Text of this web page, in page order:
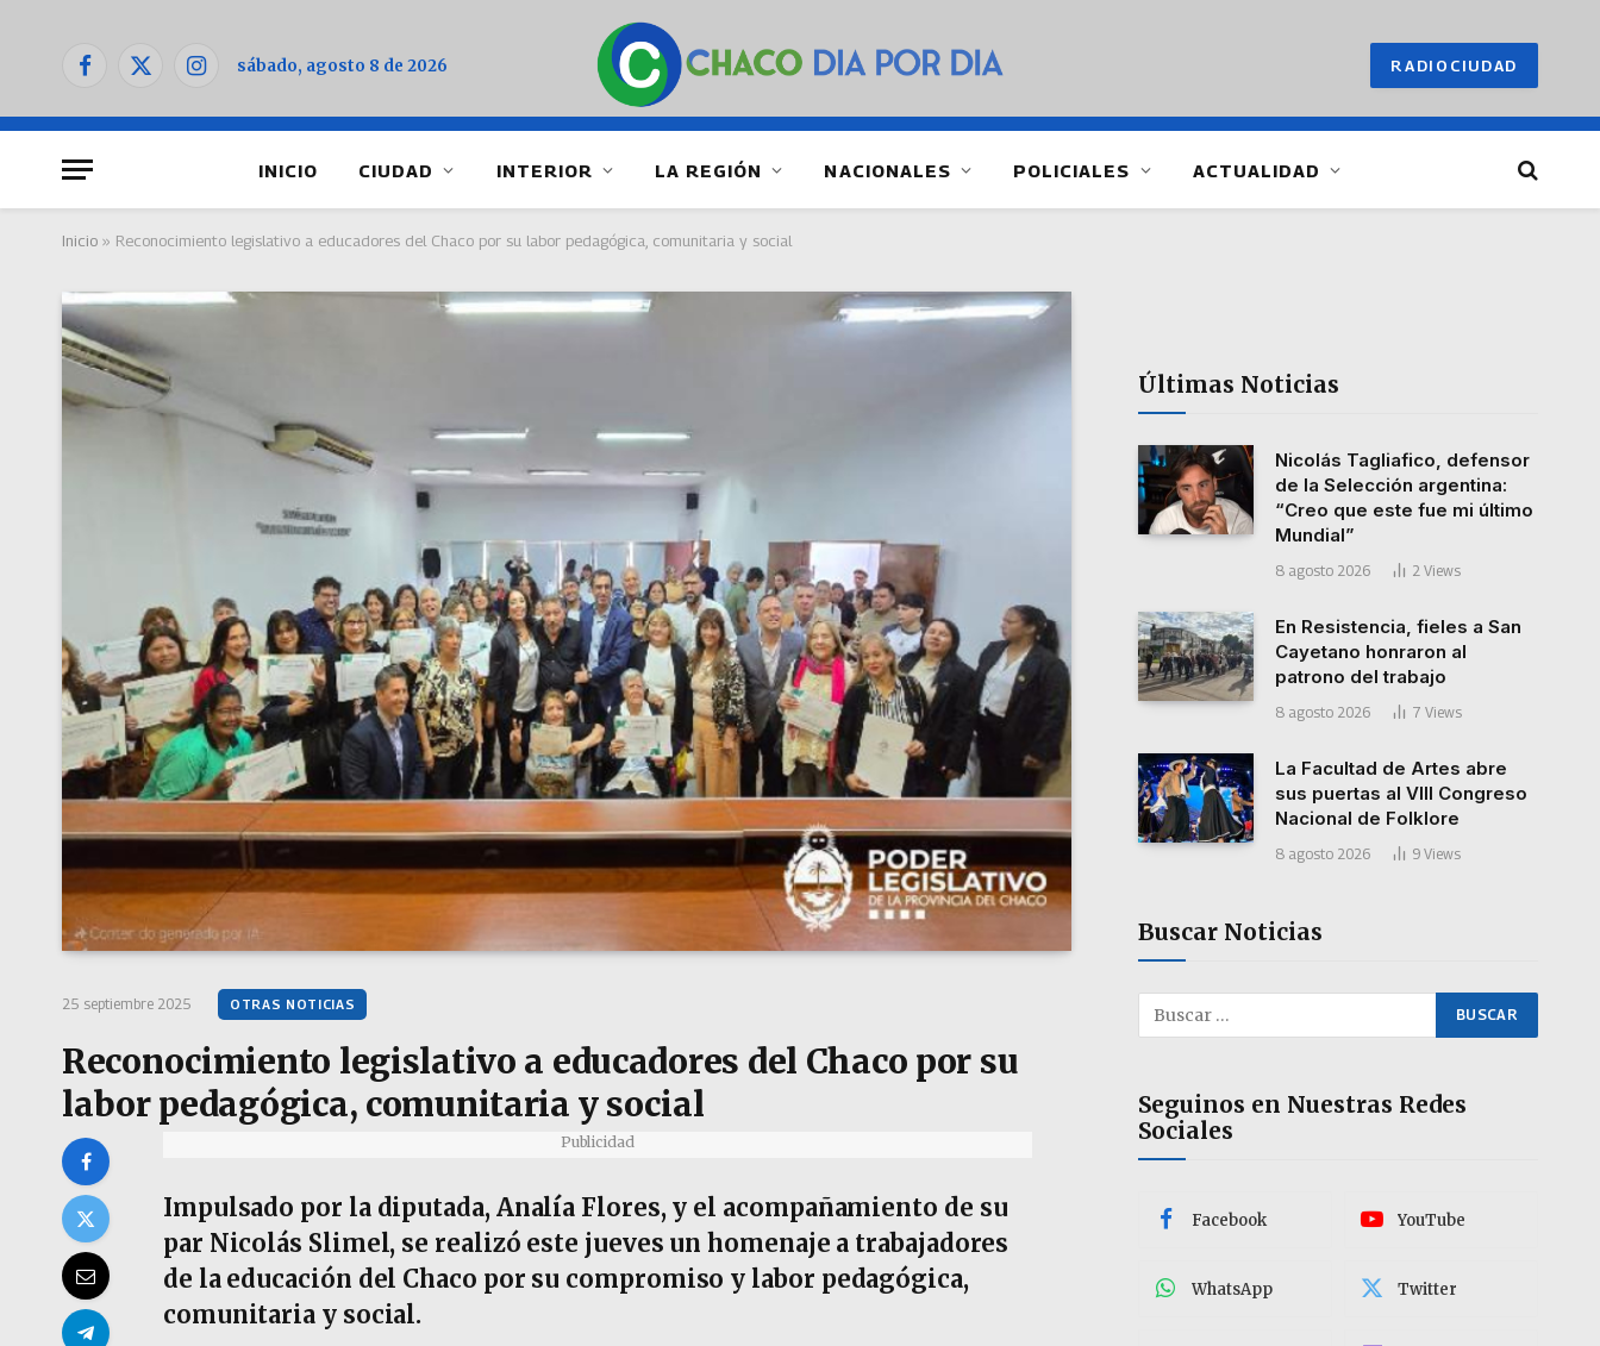
Facebook
X
Instagramsábado, agosto 8 de 2026 RADIOCIUDAD
INICIO CIUDAD INTERIOR LA REGIÓN NACIONALES POLICIALES ACTUALIDAD
Inicio » Reconocimiento legislativo a educadores del Chaco por su labor pedagógica, comunitaria y social
25 septiembre 2025 OTRAS NOTICIAS
Reconocimiento legislativo a educadores del Chaco por su
labor pedagógica, comunitaria y social
Publicidad
Impulsado por la diputada, Analía Flores, y el acompañamiento de su
par Nicolás Slimel, se realizó este jueves un homenaje a trabajadores
de la educación del Chaco por su compromiso y labor pedagógica,
comunitaria y social.
Últimas Noticias
Nicolás Tagliafico, defensor
de la Selección argentina:
“Creo que este fue mi último
Mundial”
8 agosto 2026 2 Views
En Resistencia, fieles a San
Cayetano honraron al
patrono del trabajo
8 agosto 2026 7 Views
La Facultad de Artes abre
sus puertas al VIII Congreso
Nacional de Folklore
8 agosto 2026 9 Views
Buscar Noticias
Seguinos en Nuestras Redes
Sociales
Facebook YouTube
WhatsApp Twitter